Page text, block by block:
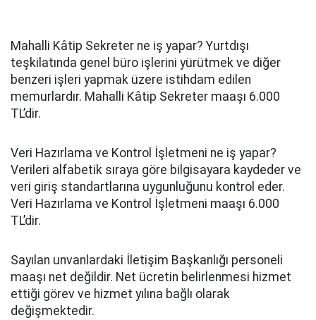
Mahalli Kâtip Sekreter ne iş yapar? Yurtdışı
teşkilatında genel büro işlerini yürütmek ve diğer
benzeri işleri yapmak üzere istihdam edilen
memurlardır. Mahalli Kâtip Sekreter maaşı 6.000
TL’dir.
Veri Hazırlama ve Kontrol İşletmeni ne iş yapar?
Verileri alfabetik sıraya göre bilgisayara kaydeder ve
veri giriş standartlarına uygunluğunu kontrol eder.
Veri Hazırlama ve Kontrol İşletmeni maaşı 6.000
TL’dir.
Sayılan unvanlardaki İletişim Başkanlığı personeli
maaşı net değildir. Net ücretin belirlenmesi hizmet
ettiği görev ve hizmet yılına bağlı olarak
değişmektedir.